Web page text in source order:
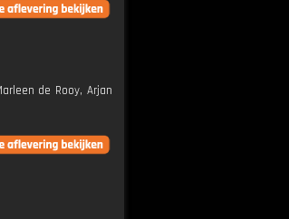
de Rooy, Arjan